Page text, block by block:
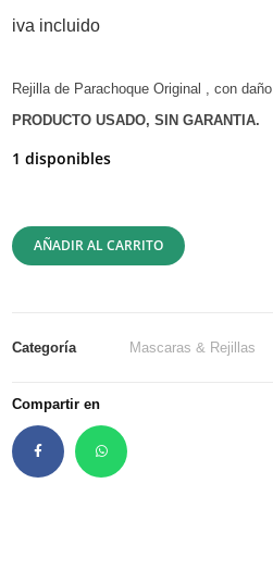
iva incluido
Rejilla de Parachoque Original , con daño.
PRODUCTO USADO, SIN GARANTIA.
1 disponibles
AÑADIR AL CARRITO
Categoría Mascaras & Rejillas
Compartir en